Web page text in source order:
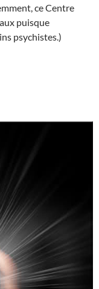
ce Centre
puisque
psychistes.)